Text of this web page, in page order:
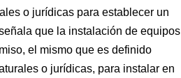
o jurídicas para establecer un
que la instalación de equipos
el mismo que es definido
o jurídicas, para instalar en